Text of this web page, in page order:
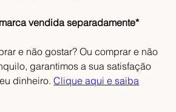
vendida separadamente*
e não gostar? Ou comprar e não
garantimos a sua satisfação
dinheiro.Clique aqui e saiba